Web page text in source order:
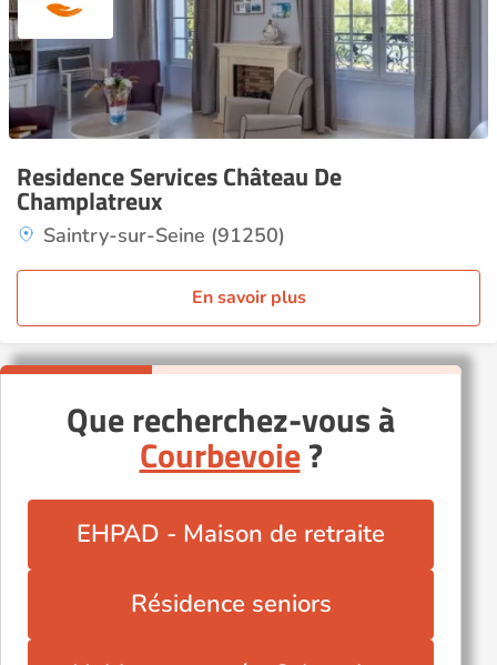
Residence Services Château De
Champlatreux
Saintry-sur-Seine (91250)
En savoir plus
Que recherchez-vous à
Courbevoie?
EHPAD - Maison de retraite
Résidence seniors